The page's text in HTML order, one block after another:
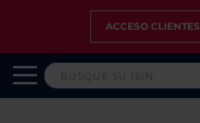
ACCESO CLIENTES